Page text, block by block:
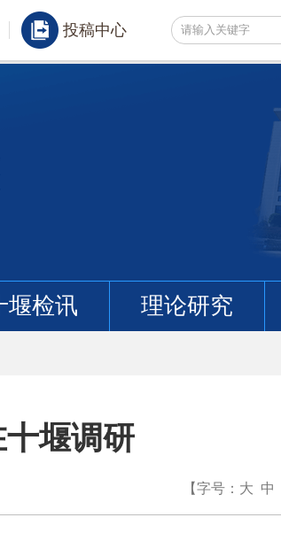
投稿中心
堰检讯 理论研究
堰调研
【字号： 大 中